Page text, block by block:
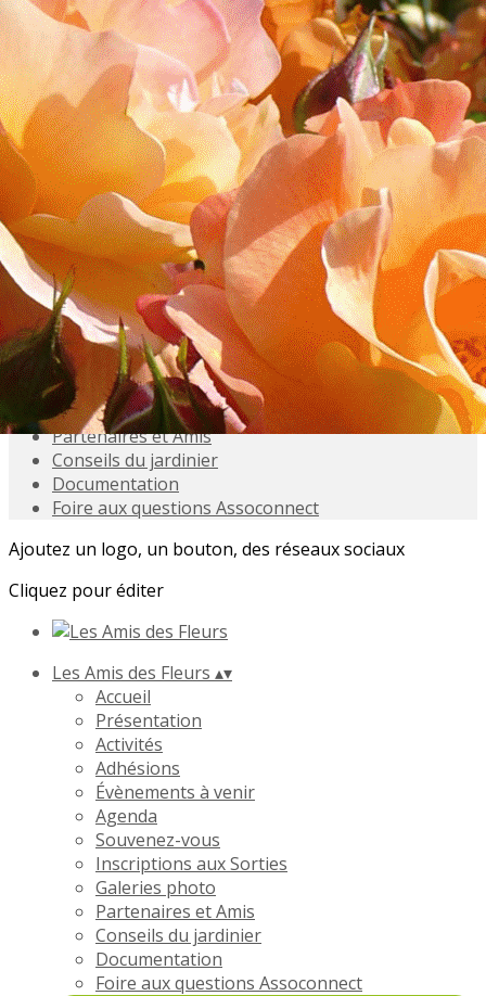
Exporter les lignes sélectionnées
Exporter toutes les colonnes
Exporter uniquement les colonnes affichées
Menu
<
>
Accueil
Présentation
Activités
Adhésions
Évènements à venir
Agenda
Souvenez-vous
Inscriptions aux Sorties
Galeries photo
Partenaires et Amis
Conseils du jardinier
Documentation
Foire aux questions Assoconnect
Ajoutez un logo, un bouton, des réseaux sociaux
Cliquez pour éditer
Les Amis des Fleurs ▴▾
Accueil
Présentation
Activités
Adhésions
Évènements à venir
Agenda
Souvenez-vous
Inscriptions aux Sorties
Galeries photo
Partenaires et Amis
Conseils du jardinier
Documentation
Foire aux questions Assoconnect